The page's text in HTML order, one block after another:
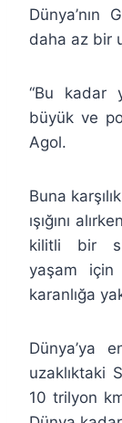
Dünya’nın
daha az bir
“Bu kadar
büyük ve
Agol.
Buna
ışığını
kilitli bir
yaşam için
karanlığa
Dünya’ya
uzaklıktaki
10 trilyon